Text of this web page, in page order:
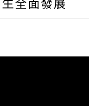
全面發展